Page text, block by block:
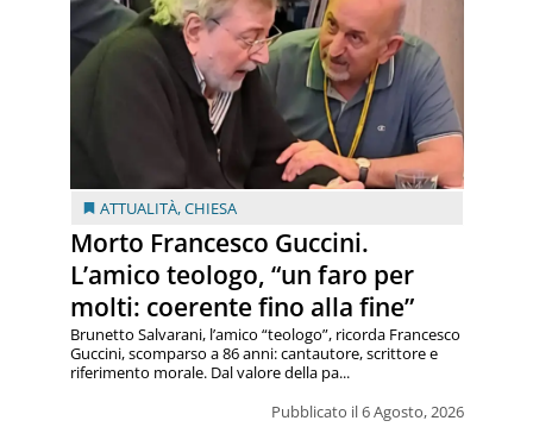
ATTUALITÀ,CHIESA
Morto Francesco Guccini.
L’amico teologo, “un faro per
molti: coerente fino alla fine”
Pubblicato il 6 Agosto, 2026
Brunetto Salvarani, l’amico “teologo”, ricorda Francesco
Guccini, scomparso a 86 anni: cantautore, scrittore e
riferimento morale. Dal valore della pa...